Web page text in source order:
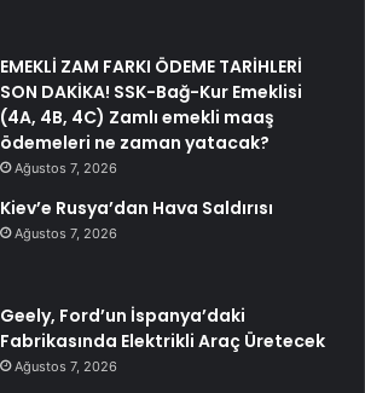
EMEKLİ ZAM FARKI ÖDEME TARİHLERİ
SON DAKİKA! SSK-Bağ-Kur Emeklisi
(4A, 4B, 4C) Zamlı emekli maaş
ödemeleri ne zaman yatacak?
Ağustos 7, 2026
Kiev’e Rusya’dan Hava Saldırısı
Ağustos 7, 2026
Geely, Ford’un İspanya’daki
Fabrikasında Elektrikli Araç Üretecek
Ağustos 7, 2026